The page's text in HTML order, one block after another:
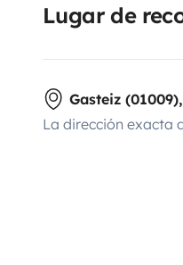
Lugar de
Gasteiz
La dirección exacta